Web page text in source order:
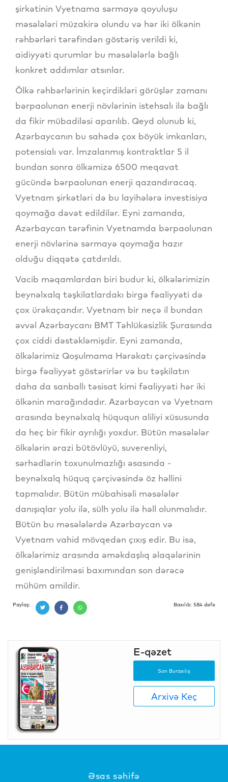
şirkətinin Vyetnama sərmayə qoyuluşu
məsələləri müzakirə olundu və hər iki ölkənin
rəhbərləri tərəfindən göstəriş verildi ki,
aidiyyəti qurumlar bu məsələlərlə bağlı
konkret addımlar atsınlar.
Ölkə rəhbərlərinin keçirdikləri görüşlər zamanı
bərpaolunan enerji növlərinin istehsalı ilə bağlı
da fikir mübadiləsi aparılıb. Qeyd olunub ki,
Azərbaycanın bu sahədə çox böyük imkanları,
potensialı var. İmzalanmış kontraktlar 5 il
bundan sonra ölkəmizə 6500 meqavat
gücündə bərpaolunan enerji qazandıracaq.
Vyetnam şirkətləri də bu layihələrə investisiya
qoymağa dəvət edildilər. Eyni zamanda,
Azərbaycan tərəfinin Vyetnamda bərpaolunan
enerji növlərinə sərmayə qoymağa hazır
olduğu diqqətə çatdırıldı.
Vacib məqamlardan biri budur ki, ölkələrimizin
beynəlxalq təşkilatlardakı birgə fəaliyyəti də
çox ürəkaçandır. Vyetnam bir neçə il bundan
əvvəl Azərbaycanı BMT Təhlükəsizlik Şurasında
çox ciddi dəstəkləmişdir. Eyni zamanda,
ölkələrimiz Qoşulmama Hərəkatı çərçivəsində
birgə fəaliyyət göstərirlər və bu təşkilatın
daha da sanballı təsisat kimi fəaliyyəti hər iki
ölkənin marağındadır. Azərbaycan və Vyetnam
arasında beynəlxalq hüququn aliliyi xüsusunda
da heç bir fikir ayrılığı yoxdur. Bütün məsələlər
ölkələrin ərazi bütövlüyü, suverenliyi,
sərhədlərin toxunulmazlığı əsasında -
beynəlxalq hüquq çərçivəsində öz həllini
tapmalıdır. Bütün mübahisəli məsələlər
danışıqlar yolu ilə, sülh yolu ilə həll olunmalıdır.
Bütün bu məsələlərdə Azərbaycan və
Vyetnam vahid mövqedən çıxış edir. Bu isə,
ölkələrimiz arasında əməkdaşlıq əlaqələrinin
genişləndirilməsi baxımından son dərəcə
mühüm amildir.
Paylaş: Baxılıb: 584 dəfə
E-qəzet
Son Buraxılış
Arxivə Keç
Əsas səhifə